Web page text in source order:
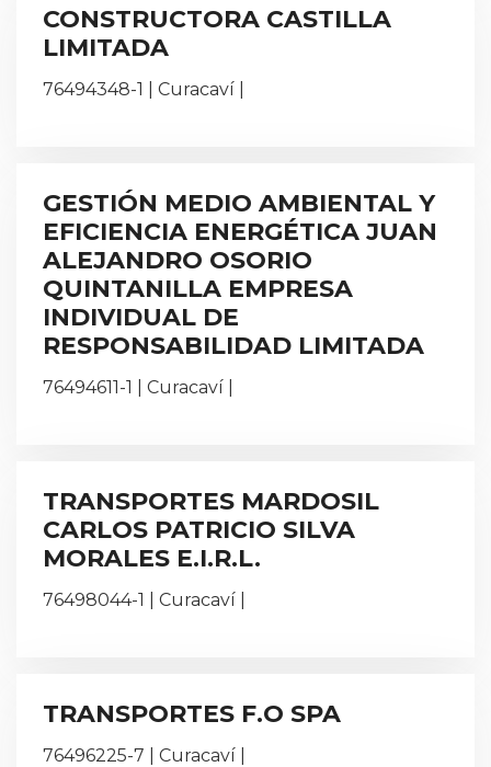
CONSTRUCTORA CASTILLA
LIMITADA
76494348-1 | Curacaví |
GESTIÓN MEDIO AMBIENTAL Y
EFICIENCIA ENERGÉTICA JUAN
ALEJANDRO OSORIO
QUINTANILLA EMPRESA
INDIVIDUAL DE
RESPONSABILIDAD LIMITADA
76494611-1 | Curacaví |
TRANSPORTES MARDOSIL
CARLOS PATRICIO SILVA
MORALES E.I.R.L.
76498044-1 | Curacaví |
TRANSPORTES F.O SPA
76496225-7 | Curacaví |